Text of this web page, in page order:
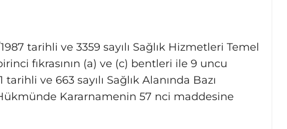
tarihli ve 3359 sayılı Sağlık Hizmetleri Temel
fıkrasının (a) ve (c) bentleri ile 9 uncu
ve 663 sayılı Sağlık Alanında Bazı
Kararnamenin 57 nci maddesine